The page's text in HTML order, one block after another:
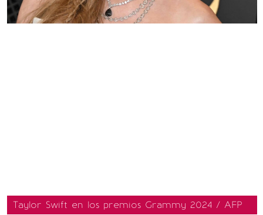
Taylor Swift en los premios Grammy 2024 / AFP